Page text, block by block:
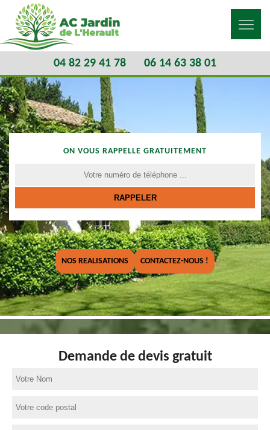
04 82 29 41 78 06 14 63 38 01
ON VOUS RAPPELLE GRATUITEMENT
NOS REALISATIONS CONTACTEZ-NOUS !
Demande de devis gratuit